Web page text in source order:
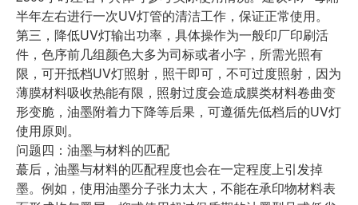
半年左右进行一次UV灯管的清洁工作，保证正常使用。
第三，降低UV灯输出功率，具体操作为一般印厂印刷活
件，色序前几组颜色大多为司标或者小字，所需光照有
限，可开抵档UV灯照射，照干即可，不可过度照射，因为
薄膜材料吸收热能有限，照射过度会造成膜类材料卷曲变
形变脆，油墨附着力下降等后果，可遵循先低档后的UV灯
使用原则。
问题四：油墨与材料的匹配
蕞后，油墨与材料的匹配程度也会在一定程度上引发掉
墨。例如，使用油墨分子张力太大，不能在承印物材料表